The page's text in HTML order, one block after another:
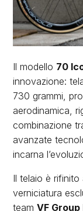
Il modello 70
innovazione:
730 grammi,
aerodinamica,
combinazione
avanzate
incarna
Il telaio è
verniciatura
teamVF